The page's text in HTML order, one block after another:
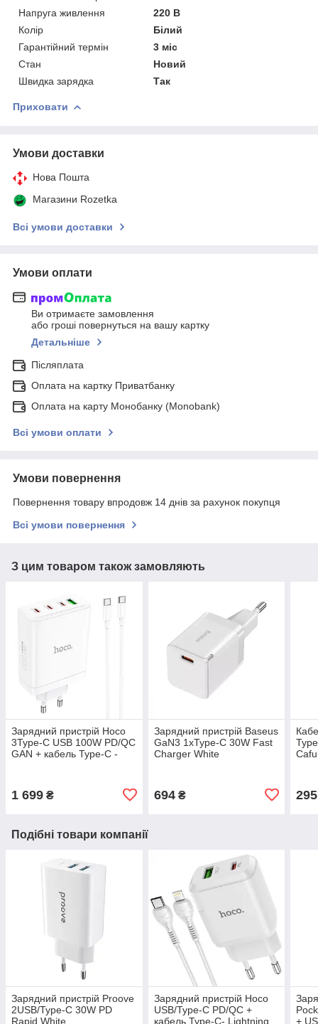
Напруга живлення
220 В
Колір
Білий
Гарантійний термін
3 міс
Стан
Новий
Швидка зарядка
Так
Приховати
Умови доставки
Нова Пошта
Магазини Rozetka
Всі умови доставки
Умови оплати
Ви отримаєте замовлення
або гроші повернуться на вашу картку
Детальніше
Післяплата
Оплата на картку Приватбанку
Оплата на карту Монобанку (Monobank)
Всі умови оплати
Умови повернення
Повернення товару впродовж 14 днів за рахунок покупця
Всі умови повернення
З цим товаром також замовляють
Зарядний пристрій Hoco
3Type-C USB 100W PD/QC
GAN + кабель Type-C -
1 699 ₴
Зарядний пристрій Baseus
GaN3 1хType-C 30W Fast
Charger White
694₴ 295
Подібні товари компанії
Зарядний пристрій Proove
2USB/Type-C 30W PD
Rapid White
Зарядний пристрій Hoco
USB/Type-C PD/QC +
кабель Type-C- Lightning
+